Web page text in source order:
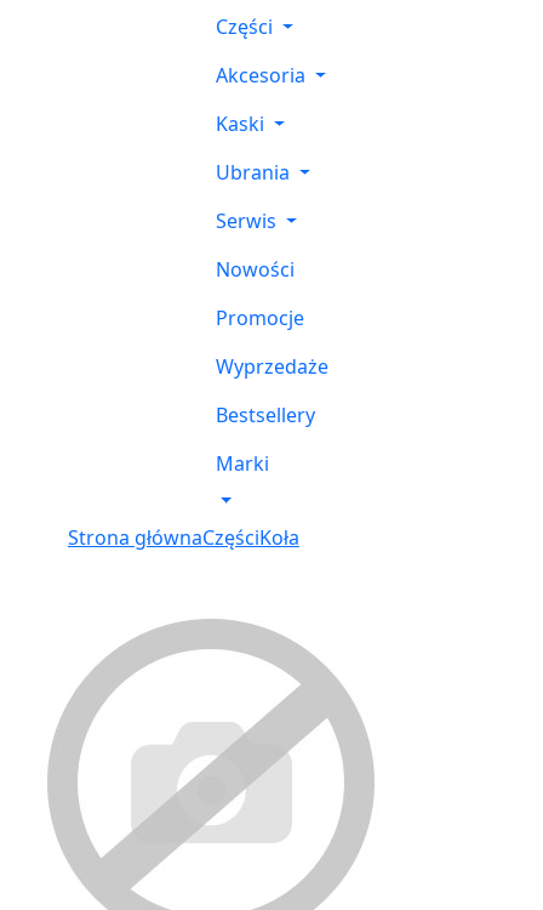
Części
Akcesoria
Kaski
Ubrania
Serwis
Nowości
Promocje
Wyprzedaże
Bestsellery
Marki
Strona głównaCzęściKoła